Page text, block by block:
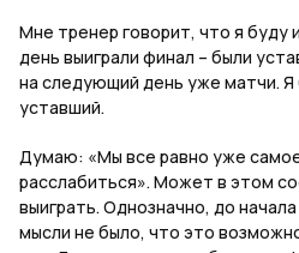
Мне тренер говорит, что я буду
день выиграли финал – были
на следующий день уже матчи. Я
уставший.
Думаю: «Мы все равно уже
расслабиться». Может в этом
выиграть. Однозначно, до
мысли не было, что это